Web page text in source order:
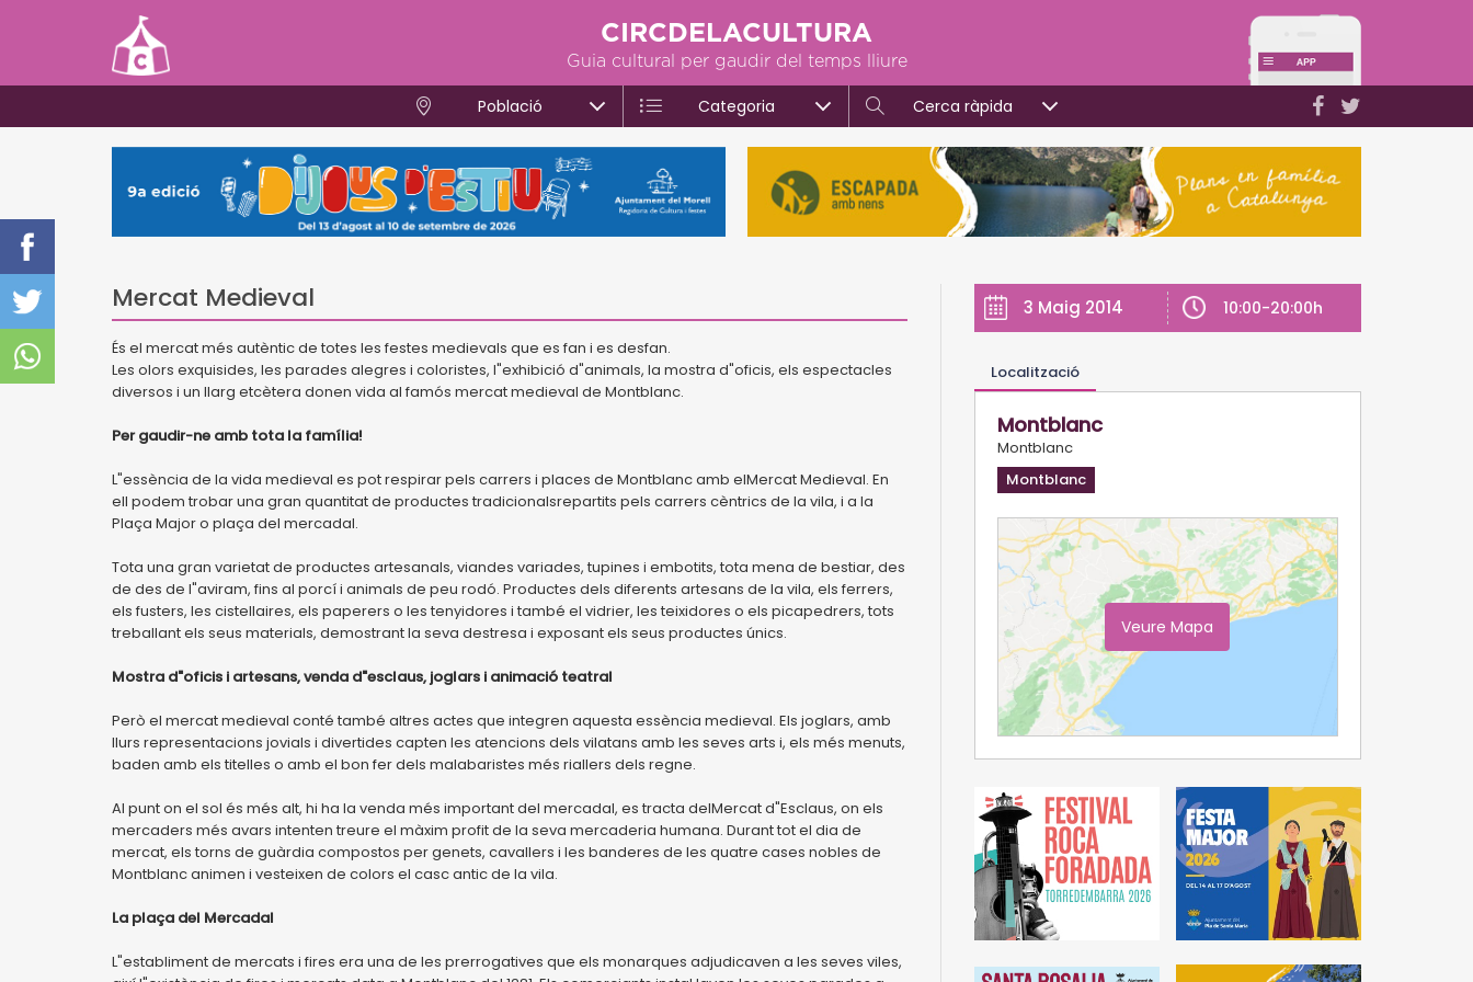
CIRCDELACULTURA
Guia cultural per gaudir del temps lliure
Població Categoria Cerca ràpida
Mercat Medieval
És el mercat més autèntic de totes les festes medievals que es fan i es desfan.
Les olors exquisides, les parades alegres i coloristes, l"exhibició d"animals, la mostra d"oficis, els espectacles
diversos i un llarg etcètera donen vida al famós mercat medieval de Montblanc.
Per gaudir-ne amb tota la família!
L"essència de la vida medieval es pot respirar pels carrers i places de Montblanc amb elMercat Medieval. En
ell podem trobar una gran quantitat de productes tradicionalsrepartits pels carrers cèntrics de la vila, i a la
Plaça Major o plaça del mercadal.
Tota una gran varietat de productes artesanals, viandes variades, tupines i embotits, tota mena de bestiar, des
de des de l"aviram, fins al porcí i animals de peu rodó. Productes dels diferents artesans de la vila, els ferrers,
els fusters, les cistellaires, els paperers o les tenyidores i també el vidrier, les teixidores o els picapedrers, tots
treballant els seus materials, demostrant la seva destresa i exposant els seus productes únics.
Mostra d"oficis i artesans, venda d"esclaus, joglars i animació teatral
Però el mercat medieval conté també altres actes que integren aquesta essència medieval. Els joglars, amb
llurs representacions jovials i divertides capten les atencions dels vilatans amb les seves arts i, els més menuts,
baden amb els titelles o amb el bon fer dels malabaristes més riallers dels regne.
Al punt on el sol és més alt, hi ha la venda més important del mercadal, es tracta delMercat d"Esclaus, on els
mercaders més avars intenten treure el màxim profit de la seva mercaderia humana. Durant tot el dia de
mercat, els torns de guàrdia compostos per genets, cavallers i les banderes de les quatre cases nobles de
Montblanc animen i vesteixen de colors el casc antic de la vila.
La plaça del Mercadal
L"establiment de mercats i fires era una de les prerrogatives que els monarques adjudicaven a les seves viles,
3 Maig 2014 10:00-20:00h
Localització
Montblanc
Montblanc
Montblanc
Veure Mapa